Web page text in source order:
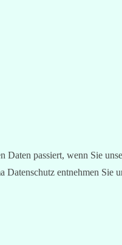
passiert, wenn Sie
entnehmen Sie